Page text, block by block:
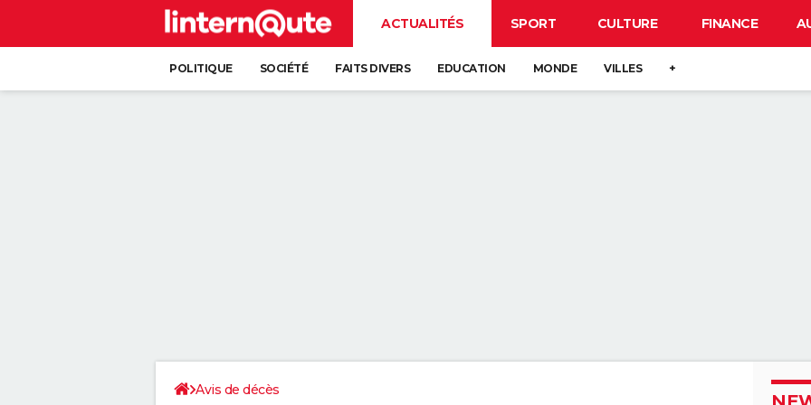
ACTUALITÉS SPORT CULTURE FINANCE
POLITIQUE SOCIÉTÉ FAITS DIVERS EDUCATION MONDE VILLES +
Avis de décès